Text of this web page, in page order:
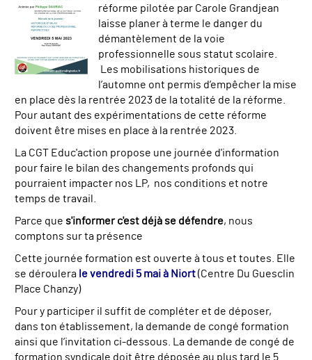
réforme pilotée par Carole Grandjean
laisse planer à terme le danger du
démantèlement de la voie
professionnelle sous statut scolaire.
Les mobilisations historiques de
l’automne ont permis d’empêcher la mise
en place dès la rentrée 2023 de la totalité de la réforme.
Pour autant des expérimentations de cette réforme
doivent être mises en place à la rentrée 2023.
La CGT Educ'action propose une journée d'information
pour faire le bilan des changements profonds qui
pourraient impacter nos LP, nos conditions et notre
temps de travail.
Parce que s'informer c'est déjà se défendre, nous
comptons sur ta présence
Cette journée formation est ouverte à tous et toutes. Elle
se déroulera le vendredi 5 mai à Niort(Centre Du Guesclin
Place Chanzy)
Pour y participer il suffit de compléter et de déposer,
dans ton établissement, la demande de congé formation
ainsi que l’invitation ci-dessous. La demande de congé de
formation syndicale doit être déposée au plus tard le 5